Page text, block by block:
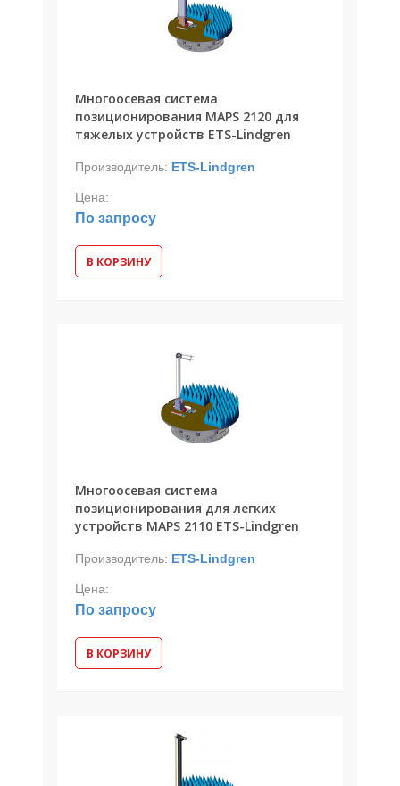
Многоосевая система
позиционирования MAPS 2120 для
тяжелых устройств ETS-Lindgren
Производитель: ETS-Lindgren
Цена:
По запросу
В КОРЗИНУ
Многоосевая система
позиционирования для легких
устройств MAPS 2110 ETS-Lindgren
Производитель: ETS-Lindgren
Цена:
По запросу
В КОРЗИНУ